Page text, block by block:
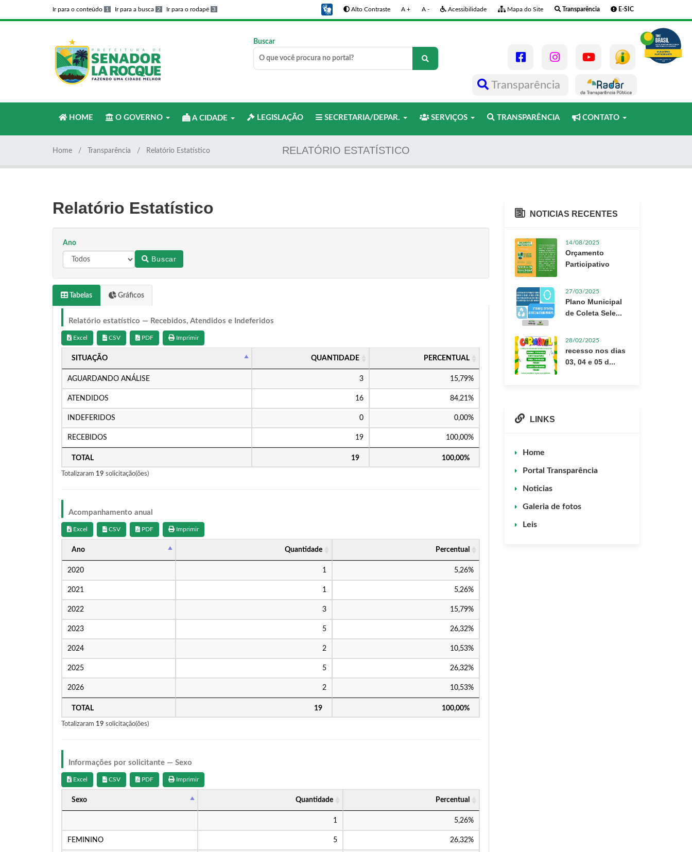
Ir para o conteúdo 1 Ir para a busca 2 Ir para o rodapé 3 Alto Contraste A + A - Acessibilidade Mapa do Site Transparência E-SIC
Buscar
Transparência
HOME O GOVERNO A CIDADE LEGISLAÇÃO SECRETARIA/DEPAR. SERVIÇOS TRANSPARÊNCIA CONTATO
RELATÓRIO ESTATÍSTICO
Home Transparência Relatório Estatístico
Relatório Estatístico
Ano
Buscar
Tabelas Gráficos
Relatório estatístico — Recebidos, Atendidos e Indeferidos
Excel CSV PDF Imprimir
SITUAÇÃO QUANTIDADE PERCENTUAL
AGUARDANDO ANÁLISE 3 15,79%
ATENDIDOS 16 84,21%
INDEFERIDOS 0 0,00%
RECEBIDOS 19 100,00%
TOTAL 19 100,00%
Totalizaram 19 solicitação(ões)
Acompanhamento anual
Excel CSV PDF Imprimir
Ano Quantidade Percentual
2020 1 5,26%
2021 1 5,26%
2022 3 15,79%
2023 5 26,32%
2024 2 10,53%
2025 5 26,32%
2026 2 10,53%
TOTAL 19 100,00%
Totalizaram 19 solicitação(ões)
Informações por solicitante — Sexo
Excel CSV PDF Imprimir
Sexo Quantidade Percentual
1 5,26%
FEMININO 5 26,32%
NOTICIAS RECENTES
14/08/2025
Orçamento
Participativo
27/03/2025
Plano Municipal
de Coleta Sele...
28/02/2025
recesso nos dias
03, 04 e 05 d...
LINKS
Home
Portal Transparência
Noticias
Galeria de fotos
Leis